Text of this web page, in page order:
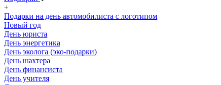
+
Подарки на день автомобилиста с логотипом
Новый год
День юриста
День энергетика
День эколога (эко-подарки)
День шахтера
День финансиста
День учителя